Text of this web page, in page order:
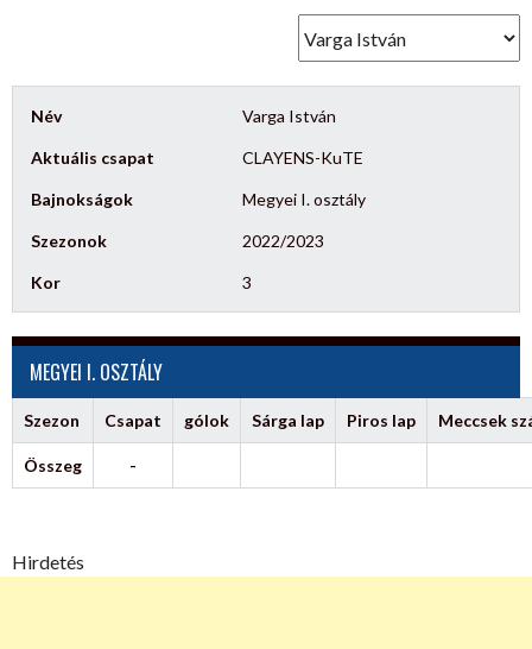
Név Varga István
Aktuális csapat CLAYENS-KuTE
Bajnokságok Megyei I. osztály
Szezonok 2022/2023
Kor 3
MEGYEI I. OSZTÁLY
Szezon Csapat gólok Sárga lap Piros lap Meccsek
Összeg -
Hirdetés